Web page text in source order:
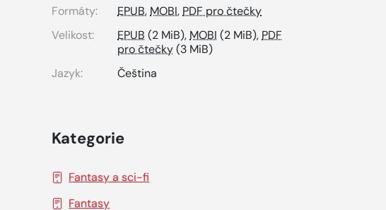
Formáty: EPUB,MOBI,PDF pro čtečky
Velikost:
EPUB (2 MiB),MOBI (2 MiB),PDF
pro čtečky(3 MiB)
Jazyk:
Čeština
Kategorie
Fantasy a sci-fi
Fantasy